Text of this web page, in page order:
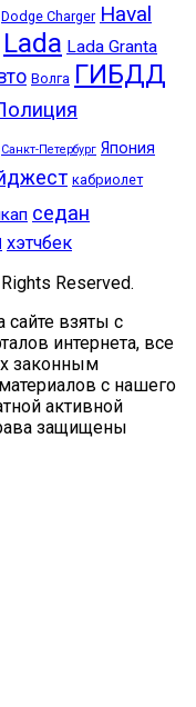
Dodge Charger Haval
Lada Lada Granta
Волга ГИБДД
Санкт-Петербург Япония
кабриолет
седан
хэтчбек
Reserved.
взяты с
интернета, все
законным
с нашего
активной
защищены